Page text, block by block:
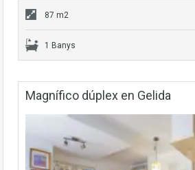
87 m2
1 Banys
Magnífico dúplex en Gelida